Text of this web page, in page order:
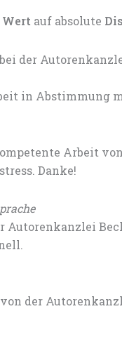
Wert auf absolute
in Abstimmung
Arbeit
Danke!
Autorenkanzlei
der